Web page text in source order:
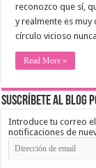
reconozco que sí,
y realmente es
círculo vicioso
Read More »
Suscríbete al blog
Introduce tu correo
notificaciones de
Dirección
de